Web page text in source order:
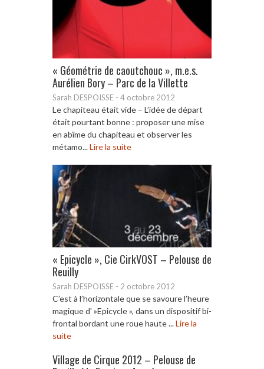
« Géométrie de caoutchouc », m.e.s.
Aurélien Bory – Parc de la Villette
Sarah DESPOISSE - 4 octobre 2012
Le chapiteau était vide – L’idée de départ
était pourtant bonne : proposer une mise
en abîme du chapiteau et observer les
métamo...Lire la suite
« Epicycle », Cie CirkVOST – Pelouse de
Reuilly
Sarah DESPOISSE - 2 octobre 2012
C’est à l’horizontale que se savoure l’heure
magique d' »Epicycle », dans un dispositif bi-
frontal bordant une roue haute ...Lire la
suite
Village de Cirque 2012 – Pelouse de